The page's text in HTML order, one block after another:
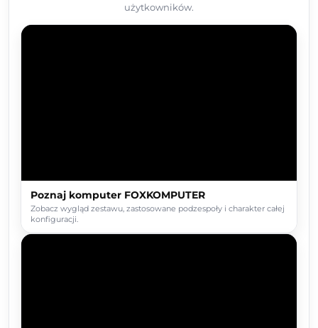
użytkowników.
Poznaj komputer FOXKOMPUTER
Zobacz wygląd zestawu, zastosowane podzespoły i charakter całej
konfiguracji.